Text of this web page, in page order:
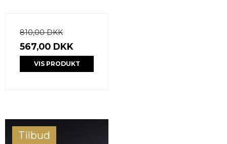
810,00 DKK
567,00 DKK
VIS PRODUKT
Tilbud